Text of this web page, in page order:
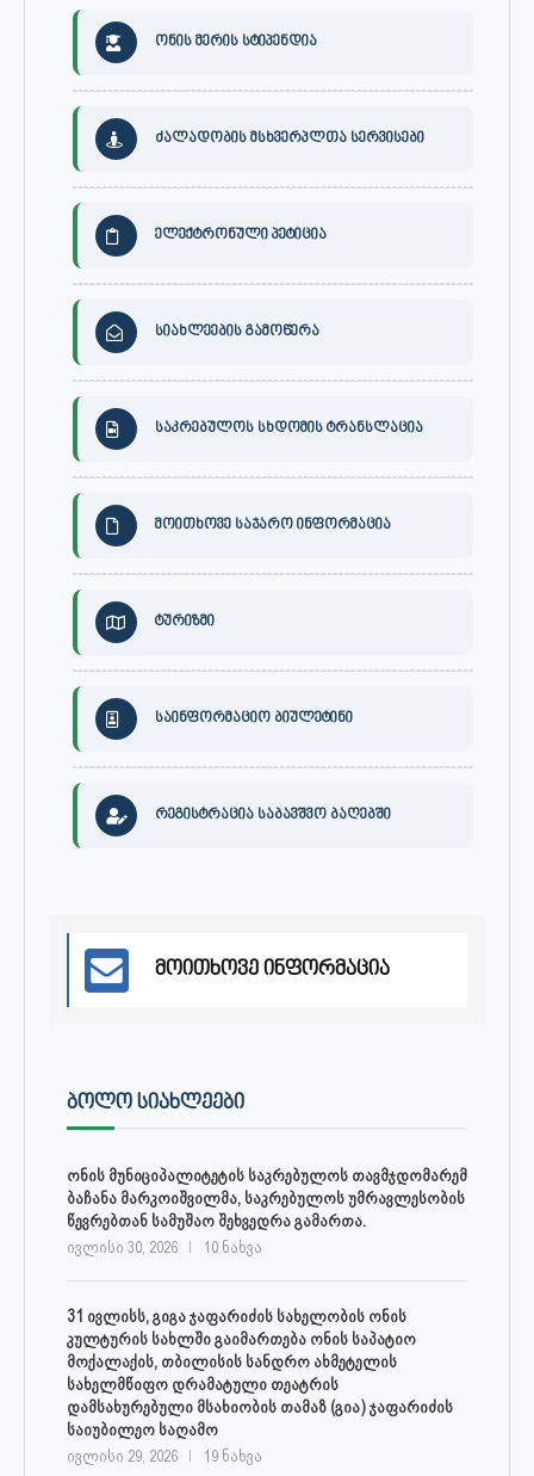
ონის მერის სტიპენდია
ძალადობის მსხვერპლთა სერვისები
ელექტრონული პეტიცია
სიახლეების გამოწერა
საკრებულოს სხდომის ტრანსლაცია
მოითხოვე საჯარო ინფორმაცია
ტურიზმი
საინფორმაციო ბიულეტინი
რეგისტრაცია საბავშვო ბაღებში
მოითხოვე ინფორმაცია
ᲑᲝᲚᲝ ᲡᲘᲐᲮᲚᲔᲔᲑᲘ
ონის მუნიციპალიტეტის საკრებულოს თავმჯდომარემ
ბაჩანა მარკოიშვილმა, საკრებულოს უმრავლესობის
წევრებთან სამუშაო შეხვედრა გამართა.
ივლისი 30, 2026 10 ნახვა
31 ივლისს, გიგა ჯაფარიძის სახელობის ონის
კულტურის სახლში გაიმართება ონის საპატიო
მოქალაქის, თბილისის სანდრო ახმეტელის
სახელმწიფო დრამატული თეატრის
დამსახურებული მსახიობის თამაზ (გია) ჯაფარიძის
საიუბილეო საღამო
ივლისი 29, 2026 19 ნახვა